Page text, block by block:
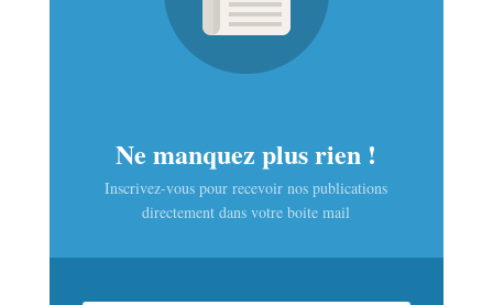
Ne manquez plus rien !
Inscrivez-vous pour recevoir nos publications
directement dans votre boite mail